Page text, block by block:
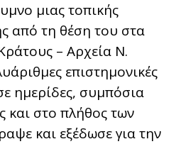
μιας τοπικής
από τη θέση του στα
– Αρχεία Ν.
επιστημονικές
ημερίδες, συμπόσια
και στο πλήθος των
και εξέδωσε για την